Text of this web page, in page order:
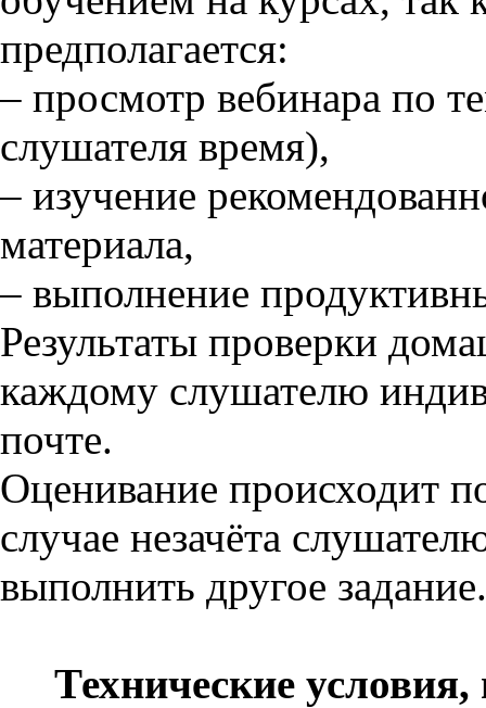
предполагается:
– просмотр вебинара по
слушателя время),
– изучение
материала,
– выполнение
Результаты проверки
каждому слушателю
почте.
Оценивание
случае незачёта
выполнить другое задание.
Технические